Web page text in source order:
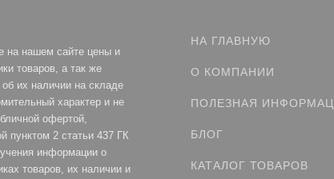
на нашем сайте цены и
товаров, а так же
их наличии на складе
характер и не
офертой,
пунктом 2 статьи 437 ГК
информации о
товаров, их наличии и
НА ГЛАВНУЮ
О КОМПАНИИ
ПОЛЕЗНАЯ
БЛОГ
КАТАЛОГ ТОВАРОВ